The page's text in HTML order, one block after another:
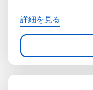
詳細を見る